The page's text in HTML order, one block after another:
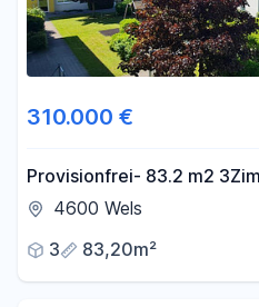
310.000 €
Provisionfrei- 83.2 m2
Solaranlage,Loggia-2
4600 Wels
3
83,20m²